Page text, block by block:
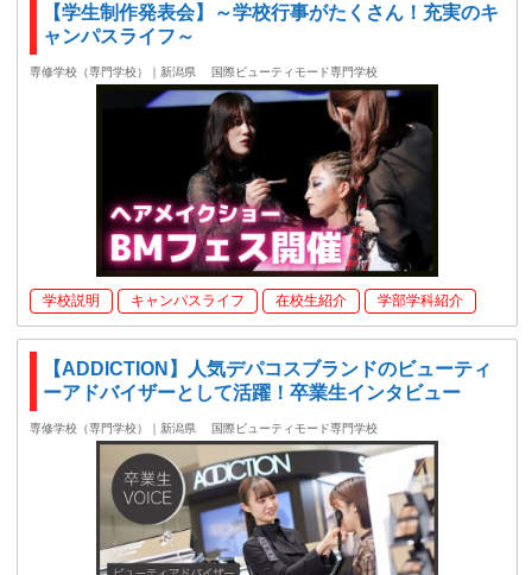
【学生制作発表会】～学校行事がたくさん！充実のキ
ャンパスライフ～
専修学校（専門学校）｜新潟県 国際ビューティモード専門学校
学校説明 キャンパスライフ 在校生紹介 学部学科紹介
【ADDICTION】人気デパコスブランドのビューティ
ーアドバイザーとして活躍！卒業生インタビュー
専修学校（専門学校）｜新潟県 国際ビューティモード専門学校